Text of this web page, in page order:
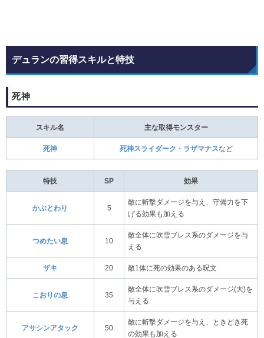
デュランの習得スキルと特技
死神
スキル名 主な取得モンスター
死神 死神スライダーク ・ ラザマナスなど
特技 SP 効果
かぶとわり 5
敵に斬撃ダメージを与え、守備力を下
げる効果も加える
つめたい息 10
敵全体に吹雪ブレス系のダメージを与
える
ザキ 20 敵1体に死の効果のある呪文
こおりの息 35
敵全体に吹雪ブレス系のダメージ(大)を
与える
アサシンアタック 50
敵に斬撃ダメージを与え、ときどき死
の効果も加える